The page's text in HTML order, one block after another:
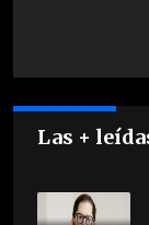
Las +